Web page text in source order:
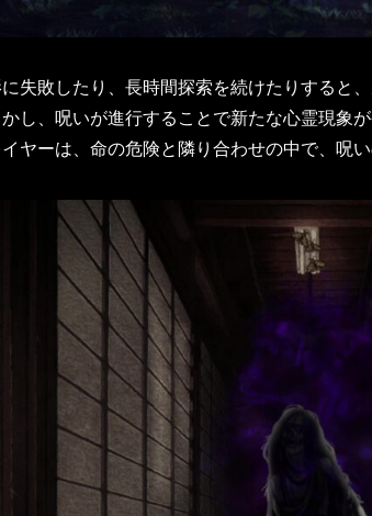
失敗したり、長時間探索を続けたりすると
し、呪いが進行することで新たな心霊現象
ヤーは、命の危険と隣り合わせの中で、呪